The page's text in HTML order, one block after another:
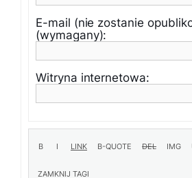
E-mail (nie zostanie
(wymagany):
Witryna internetowa: